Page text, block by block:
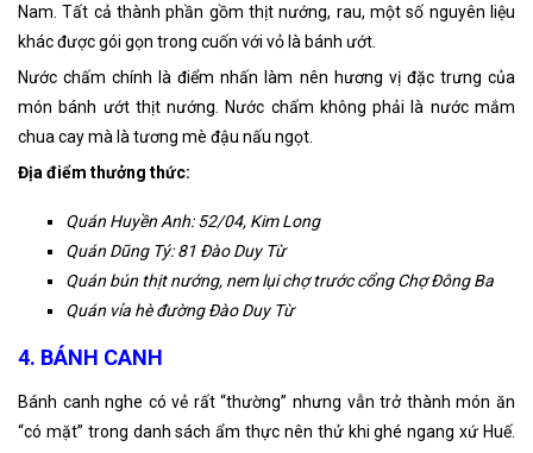
Nam. Tất cả thành phần gồm thịt nướng, rau, một số nguyên liệu
khác được gói gọn trong cuốn với vỏ là bánh ướt.
Nước chấm chính là điểm nhấn làm nên hương vị đặc trưng của
món bánh ướt thịt nướng. Nước chấm không phải là nước mắm
chua cay mà là tương mè đậu nấu ngọt.
Địa điểm thưởng thức:
Quán Huyền Anh: 52/04, Kim Long
Quán Dũng Tý: 81 Đào Duy Từ
Quán bún thịt nướng, nem lụi chợ trước cổng Chợ Đông Ba
Quán vỉa hè đường Đào Duy Từ
4. BÁNH CANH
Bánh canh nghe có vẻ rất “thường” nhưng vẫn trở thành món ăn
“có mặt” trong danh sách ẩm thực nên thử khi ghé ngang xứ Huế.